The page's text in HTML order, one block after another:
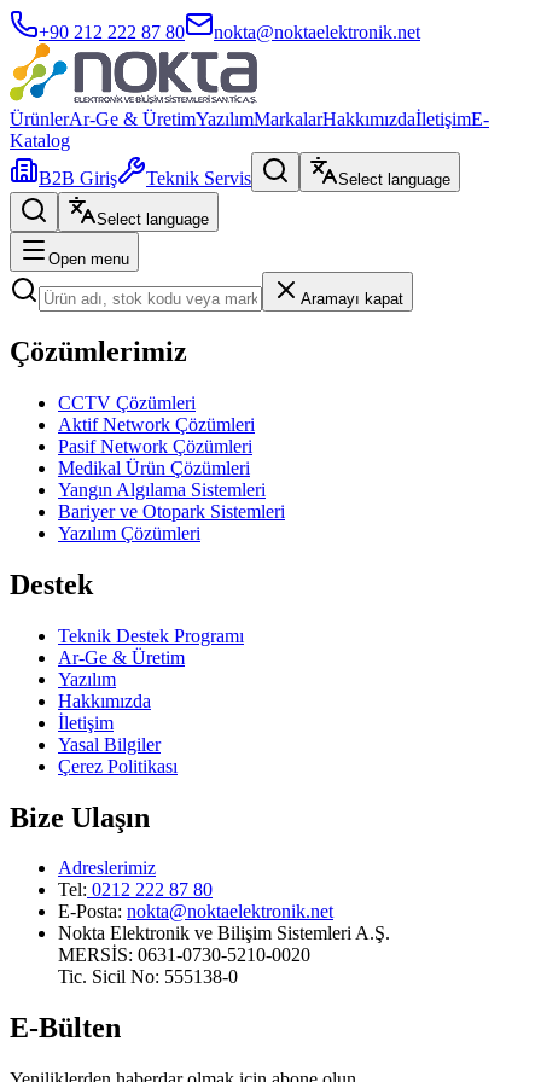
+90 212 222 87 80 nokta@noktaelektronik.net
ÜrünlerAr-Ge & ÜretimYazılımMarkalarHakkımızdaİletişimE-
Katalog
B2B Giriş
Teknik Servis Select language
Select language
Open menu
Aramayı kapat
Çözümlerimiz
CCTV Çözümleri
Aktif Network Çözümleri
Pasif Network Çözümleri
Medikal Ürün Çözümleri
Yangın Algılama Sistemleri
Bariyer ve Otopark Sistemleri
Yazılım Çözümleri
Destek
Teknik Destek Programı
Ar-Ge & Üretim
Yazılım
Hakkımızda
İletişim
Yasal Bilgiler
Çerez Politikası
Bize Ulaşın
Adreslerimiz
Tel: 0212 222 87 80
E-Posta: nokta@noktaelektronik.net
Nokta Elektronik ve Bilişim Sistemleri A.Ş.
MERSİS: 0631-0730-5210-0020
Tic. Sicil No: 555138-0
E-Bülten